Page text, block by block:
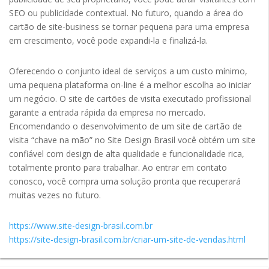
SEO ou publicidade contextual. No futuro, quando a área do
cartão de site-business se tornar pequena para uma empresa
em crescimento, você pode expandi-la e finalizá-la.
Oferecendo o conjunto ideal de serviços a um custo mínimo,
uma pequena plataforma on-line é a melhor escolha ao iniciar
um negócio. O site de cartões de visita executado profissional
garante a entrada rápida da empresa no mercado.
Encomendando o desenvolvimento de um site de cartão de
visita “chave na mão” no Site Design Brasil você obtém um site
confiável com design de alta qualidade e funcionalidade rica,
totalmente pronto para trabalhar. Ao entrar em contato
conosco, você compra uma solução pronta que recuperará
muitas vezes no futuro.
https://www.site-design-brasil.com.br
https://site-design-brasil.com.br/criar-um-site-de-vendas.html